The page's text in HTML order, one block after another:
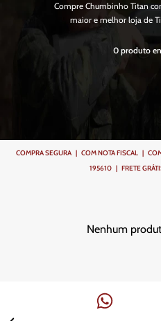
Compre Chumbinho Titan
maior e melhor loja de
0 produto
COMPRA SEGURA | COM NOTA FISCAL |
195610 | FRETE
Nenhum